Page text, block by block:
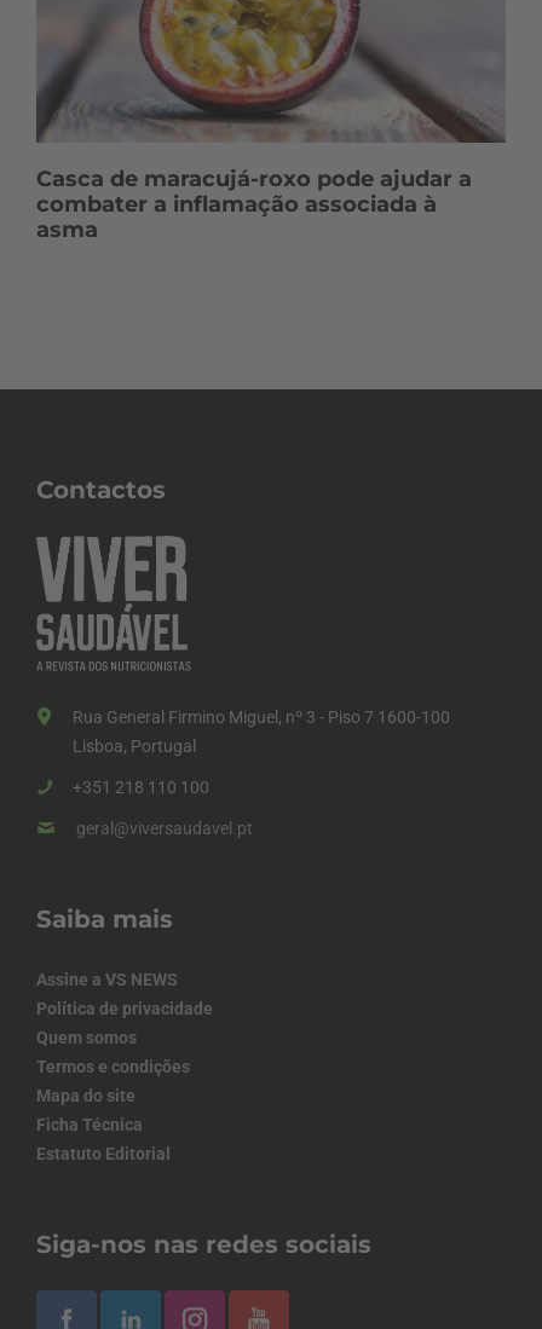
Casca de maracujá-roxo pode ajudar a
combater a inflamação associada à
asma
Contactos
Rua General Firmino Miguel, nº 3 - Piso 7 1600-100
Lisboa, Portugal
+351 218 110 100
geral@viversaudavel.pt
Saiba mais
Assine a VS NEWS
Política de privacidade
Quem somos
Termos e condições
Mapa do site
Ficha Técnica
Estatuto Editorial
Siga-nos nas redes sociais